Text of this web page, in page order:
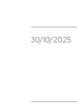
30/10/2025